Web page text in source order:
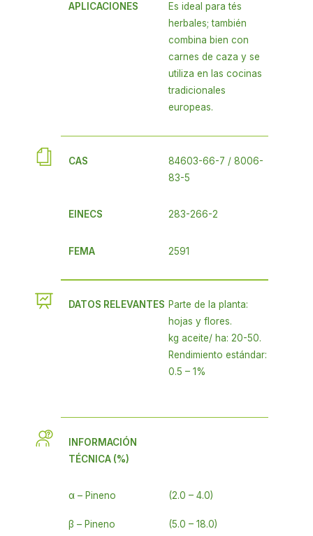
APLICACIONES
Es ideal para tés
herbales; también
combina bien con
carnes de caza y se
utiliza en las cocinas
tradicionales
europeas.
CAS
84603-66-7 / 8006-
83-5
EINECS 283-266-2
FEMA 2591
DATOS RELEVANTES Parte de la planta:
hojas y flores.
kg aceite/ ha: 20-50.
Rendimiento estándar:
0.5 – 1%
INFORMACIÓN
TÉCNICA (%)
α – Pineno (2.0 – 4.0)
β – Pineno (5.0 – 18.0)